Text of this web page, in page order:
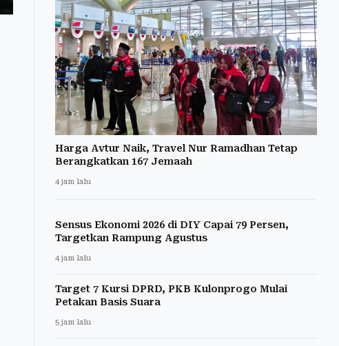
Harga Avtur Naik, Travel Nur Ramadhan Tetap
Berangkatkan 167 Jemaah
4 jam lalu
Sensus Ekonomi 2026 di DIY Capai 79 Persen,
Targetkan Rampung Agustus
4 jam lalu
Target 7 Kursi DPRD, PKB Kulonprogo Mulai
Petakan Basis Suara
5 jam lalu